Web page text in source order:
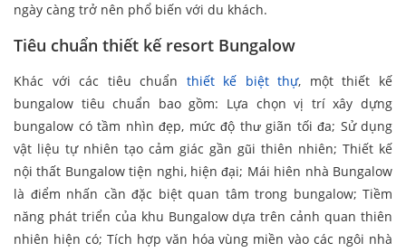
ngày càng trở nên phổ biến với du khách.
Tiêu chuẩn thiết kế resort Bungalow
Khác với các tiêu chuẩn thiết kế biệt thự, một thiết kế
bungalow tiêu chuẩn bao gồm: Lựa chọn vị trí xây dựng
bungalow có tầm nhìn đẹp, mức độ thư giãn tối đa; Sử dụng
vật liệu tự nhiên tạo cảm giác gần gũi thiên nhiên; Thiết kế
nội thất Bungalow tiện nghi, hiện đại; Mái hiên nhà Bungalow
là điểm nhấn cần đặc biệt quan tâm trong bungalow; Tiềm
năng phát triển của khu Bungalow dựa trên cảnh quan thiên
nhiên hiện có; Tích hợp văn hóa vùng miền vào các ngôi nhà